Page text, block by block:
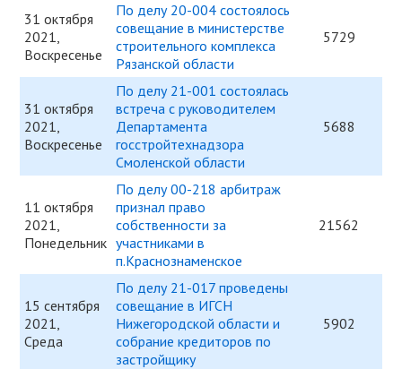
31 октября
2021,
Воскресенье
По делу 20-004 состоялось
совещание в министерстве
строительного комплекса
Рязанской области
5729
31 октября
2021,
Воскресенье
По делу 21-001 состоялась
встреча c руководителем
Департамента
госстройтехнадзора
Смоленской области
5688
11 октября
2021,
Понедельник
По делу 00-218 арбитраж
признал право
собственности за
участниками в
п.Краснознаменское
21562
15 сентября
2021,
Среда
По делу 21-017 проведены
совещание в ИГСН
Нижегородской области и
собрание кредиторов по
застройщику
5902